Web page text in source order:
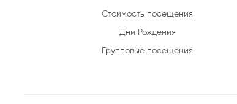
Стоимость посещения
Дни Рождения
Групповые посещения